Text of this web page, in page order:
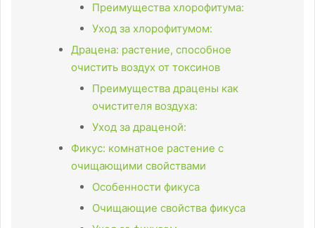
Преимущества хлорофитума:
Уход за хлорофитумом:
Драцена: растение, способное
очистить воздух от токсинов
Преимущества драцены как
очистителя воздуха:
Уход за драценой:
Фикус: комнатное растение с
очищающими свойствами
Особенности фикуса
Очищающие свойства фикуса